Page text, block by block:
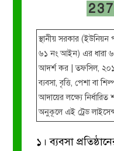
স্থানীয় সরকার
৬১ নং আইন) এর ধারা
আদর্শ কর | তফসিল,
ব্যবসা, বৃত্তি, পেশা বা
আদায়ের লক্ষ্যে নির্ধারিত
অনুকূলে এই ট্রেড
১। ব্যবসা